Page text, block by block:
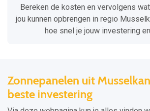
Bereken de kosten en vervolgens
jou kunnen opbrengen in regio
hoe snel je jouw investering
Zonnepanelen uit
beste investering